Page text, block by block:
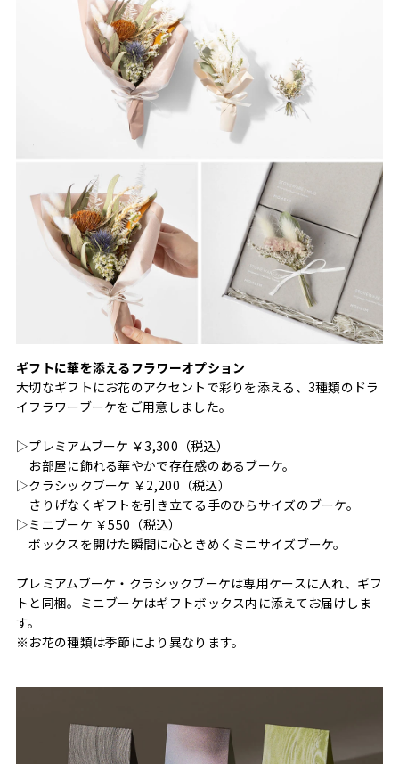
ギフトに華を添えるフラワーオプション
大切なギフトにお花のアクセントで彩りを添える、3種類のドラ
イフラワーブーケをご用意しました。
▷プレミアムブーケ ￥3,300（税込）
お部屋に飾れる華やかで存在感のあるブーケ。
▷クラシックブーケ ￥2,200（税込）
さりげなくギフトを引き立てる手のひらサイズのブーケ。
▷ミニブーケ ￥550（税込）
ボックスを開けた瞬間に心ときめくミニサイズブーケ。
プレミアムブーケ・クラシックブーケは専用ケースに入れ、ギフ
トと同梱。ミニブーケはギフトボックス内に添えてお届けしま
す。
※お花の種類は季節により異なります。